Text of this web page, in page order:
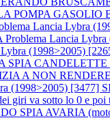
GASOLIO
Lancia Lybra
Problema Lancia
Lybra (1998>2005)
CANDELETTE
A NON
(1998>2005)
va sotto lo 0 e poi
SPIA AVARIA